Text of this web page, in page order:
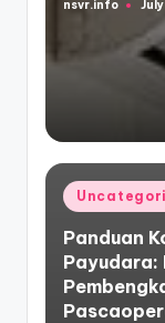
Posted
nsvr.info
Posted
in
Panduan
Payudara: